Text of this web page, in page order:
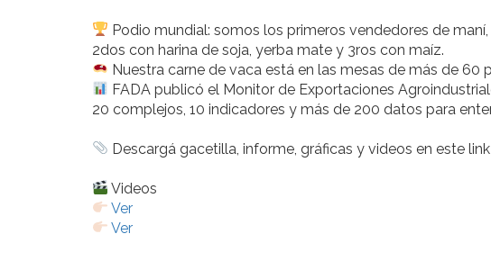
Podio mundial: somos los primeros vendedores de
2dos con harina de soja, yerba mate y 3ros con maíz.
Nuestra carne de vaca está en las mesas de más de 60
FADA publicó el Monitor de Exportaciones
20 complejos, 10 indicadores y más de 200 datos para
Descargá gacetilla, informe, gráficas y videos en este link
Videos
Ver
Ver